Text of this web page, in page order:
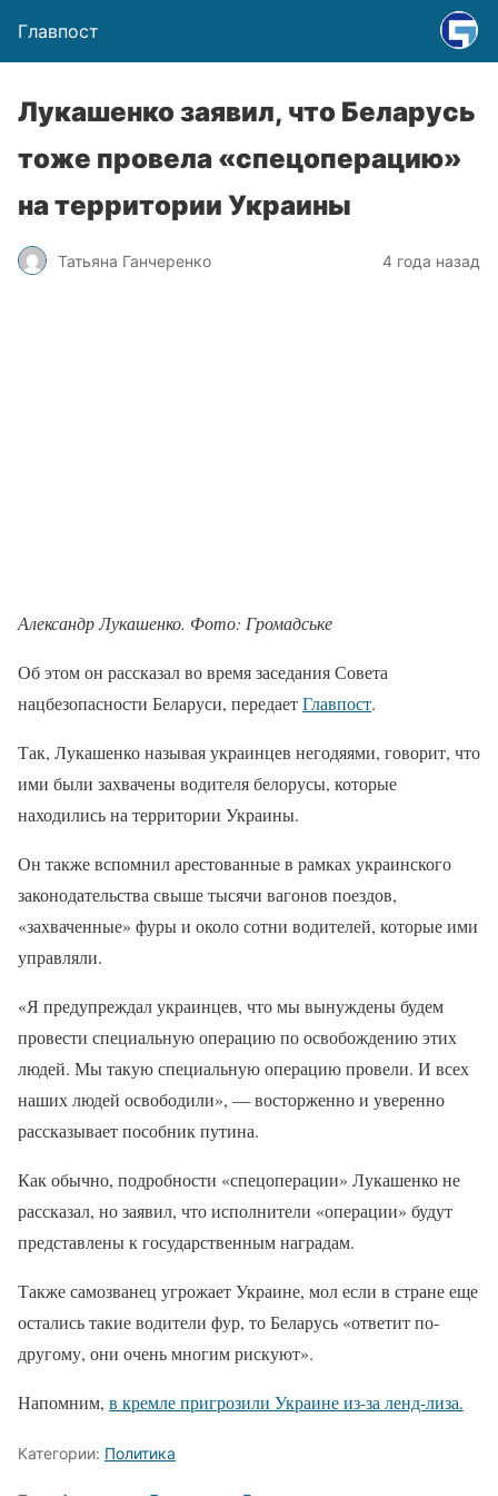
Главпост
Лукашенко заявил, что Беларусь
тоже провела «спецоперацию»
на территории Украины
Татьяна Ганчеренко 4 года назад
Александр Лукашенко. Фото: Громадське
Об этом он рассказал во время заседания Совета
нацбезопасности Беларуси, передаетГлавпост.
Так, Лукашенко называя украинцев негодяями, говорит, что
ими были захвачены водителя белорусы, которые
находились на территории Украины.
Он также вспомнил арестованные в рамках украинского
законодательства свыше тысячи вагонов поездов,
«захваченные» фуры и около сотни водителей, которые ими
управляли.
«Я предупреждал украинцев, что мы вынуждены будем
провести специальную операцию по освобождению этих
людей. Мы такую специальную операцию провели. И всех
наших людей освободили», — восторженно и уверенно
рассказывает пособник путина.
Как обычно, подробности «спецоперации» Лукашенко не
рассказал, но заявил, что исполнители «операции» будут
представлены к государственным наградам.
Также самозванец угрожает Украине, мол если в стране еще
остались такие водители фур, то Беларусь «ответит по-
другому, они очень многим рискуют».
Напомним, в кремле пригрозили Украине из-за ленд-лиза.
Категории: Политика